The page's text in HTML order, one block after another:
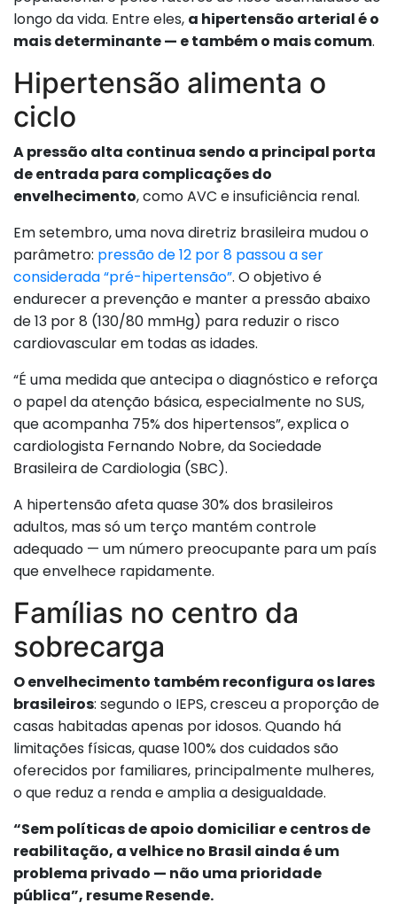
longo da vida. Entre eles, a hipertensão arterial é o
mais determinante — e também o mais comum.
Hipertensão alimenta o
ciclo
A pressão alta continua sendo a principal porta
de entrada para complicações do
envelhecimento, como AVC e insuficiência renal.
Em setembro, uma nova diretriz brasileira mudou o
parâmetro: pressão de 12 por 8 passou a ser
considerada “pré-hipertensão”. O objetivo é
endurecer a prevenção e manter a pressão abaixo
de 13 por 8 (130/80 mmHg) para reduzir o risco
cardiovascular em todas as idades.
“É uma medida que antecipa o diagnóstico e reforça
o papel da atenção básica, especialmente no SUS,
que acompanha 75% dos hipertensos”, explica o
cardiologista Fernando Nobre, da Sociedade
Brasileira de Cardiologia (SBC).
A hipertensão afeta quase 30% dos brasileiros
adultos, mas só um terço mantém controle
adequado — um número preocupante para um país
que envelhece rapidamente.
Famílias no centro da
sobrecarga
O envelhecimento também reconfigura os lares
brasileiros: segundo o IEPS, cresceu a proporção de
casas habitadas apenas por idosos. Quando há
limitações físicas, quase 100% dos cuidados são
oferecidos por familiares, principalmente mulheres,
o que reduz a renda e amplia a desigualdade.
“Sem políticas de apoio domiciliar e centros de
reabilitação, a velhice no Brasil ainda é um
problema privado — não uma prioridade
pública”, resume Resende.